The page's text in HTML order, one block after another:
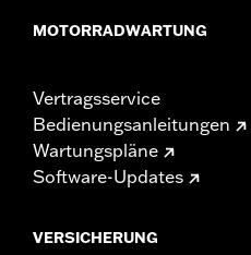
MOTORRADWARTUNG
Vertragsservice
Bedienungsanleitungen
Wartungspläne
Software-Updates
VERSICHERUNG